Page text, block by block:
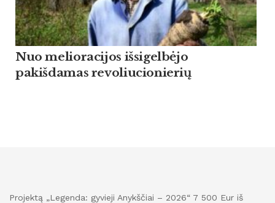
Nuo melioracijos išsigelbėjo
pakišdamas revoliucionierių
Projektą „Legenda: gyvieji Anykščiai – 2026“ 7 500 Eur iš